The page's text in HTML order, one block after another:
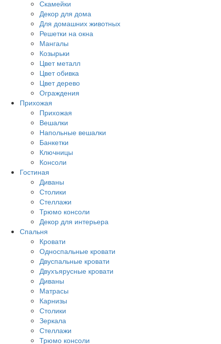
Скамейки
Декор для дома
Для домашних животных
Решетки на окна
Мангалы
Козырьки
Цвет металл
Цвет обивка
Цвет дерево
Ограждения
Прихожая
Прихожая
Вешалки
Напольные вешалки
Банкетки
Ключницы
Консоли
Гостиная
Диваны
Столики
Стеллажи
Трюмо консоли
Декор для интерьера
Спальня
Кровати
Односпальные кровати
Двуспальные кровати
Двухъярусные кровати
Диваны
Матрасы
Карнизы
Столики
Зеркала
Стеллажи
Трюмо консоли